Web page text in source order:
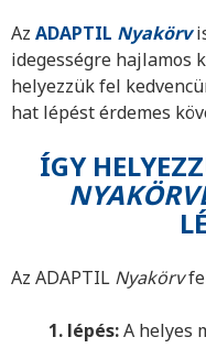
Az ADAPTIL Nyakörv
idegességre hajlamos
helyezzük fel
hat lépést érdemes
ÍGY
Az ADAPTIL Nyakörv
1. lépés:A helyes